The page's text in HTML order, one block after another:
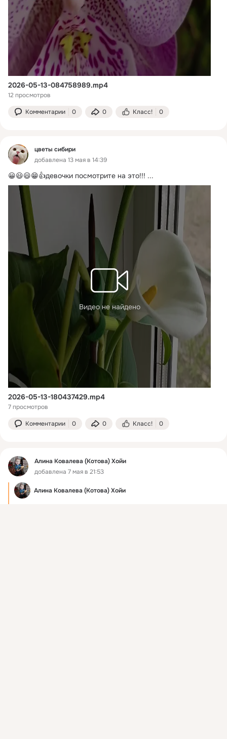
2026-05-13-084758989.mp4
12 просмотров
Комментарии 0 0 Класс! 0
цветы сибири
добавлена 13 мая в 14:39
😀😃😃😁👍девочки посмотрите на это!!! ...
Видео не найдено
2026-05-13-180437429.mp4
7 просмотров
Комментарии 0 0 Класс! 0
Алина Ковалева (Котова) Хойи
добавлена 7 мая в 21:53
Алина Ковалева (Котова) Хойи